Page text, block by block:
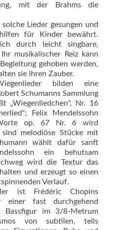
mit der Brahms die
Lieder gesungen und
für Kinder bewährt.
durch leicht singbare,
musikalischer Reiz kann
gehoben werden,
sie ihren Zauber.
bilden eine
Schumanns Sammlung
„Wiegenliedchen“, Nr. 16
Felix Mendelssohn
op. 67 Nr. 6 wird
sind melodiöse Stücke mit
wählt dafür sanft
ein ­behutsam
wird die Textur das
und erzeugt so einen
Verlauf.
ist Frédéric Chopins
einer fast durchgehend
Bassfigur im 3/8-Metrum
von subtilen, teils